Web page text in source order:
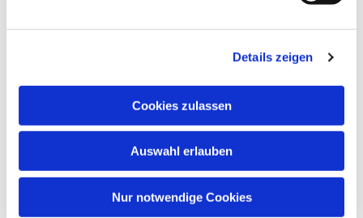
Details zeigen
Cookies zulassen
Auswahl erlauben
Nur notwendige Cookies
Dies könnte Sie auch
interessieren